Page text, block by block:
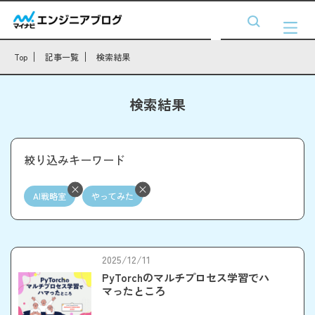
Top 記事一覧 検索結果
検索結果
絞り込みキーワード
AI戦略室 やってみた
2025/12/11
PyTorchのマルチプロセス学習でハ
マったところ